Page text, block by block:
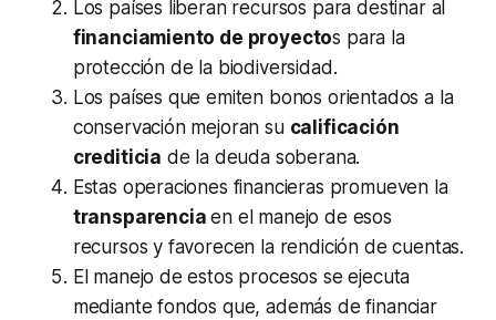
Los países liberan recursos para destinar al
financiamiento de proyectos para la
protección de la biodiversidad.
Los países que emiten bonos orientados a la
conservación mejoran su calificación
crediticia de la deuda soberana.
Estas operaciones financieras promueven la
transparenciaen el manejo de esos
recursos y favorecen la rendición de cuentas.
El manejo de estos procesos se ejecuta
mediante fondos que, además de financiar